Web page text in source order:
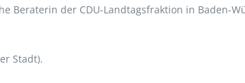
Beraterin der CDU-Landtagsfraktion in Baden-
Stadt).